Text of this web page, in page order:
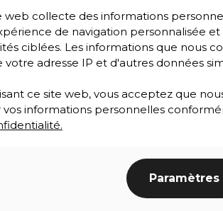
web collecte des informations
de navigation personnalisée
ciblées. Les informations que nous
votre adresse IP et d'autres données
ce site web, vous acceptez que
vos informations personnelles
Paramètres